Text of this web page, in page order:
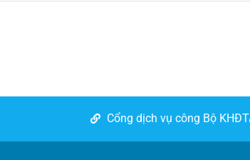
Cổng dịch vụ công Bộ KHĐT